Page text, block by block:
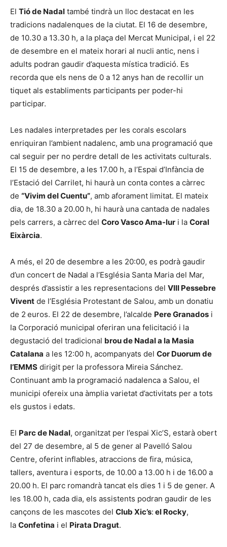
El Tió de Nadal també tindrà un lloc destacat en les
tradicions nadalenques de la ciutat. El 16 de desembre,
de 10.30 a 13.30 h, a la plaça del Mercat Municipal, i el 22
de desembre en el mateix horari al nucli antic, nens i
adults podran gaudir d’aquesta mística tradició. Es
recorda que els nens de 0 a 12 anys han de recollir un
tiquet als establiments participants per poder-hi
participar.
Les nadales interpretades per les corals escolars
enriquiran l’ambient nadalenc, amb una programació que
cal seguir per no perdre detall de les activitats culturals.
El 15 de desembre, a les 17.00 h, a l’Espai d’Infància de
l’Estació del Carrilet, hi haurà un conta contes a càrrec
de “Vivim del Cuentu”, amb aforament limitat. El mateix
dia, de 18.30 a 20.00 h, hi haurà una cantada de nadales
pels carrers, a càrrec del Coro Vasco Ama-lur i la Coral
Eixàrcia.
A més, el 20 de desembre a les 20:00, es podrà gaudir
d’un concert de Nadal a l’Església Santa Maria del Mar,
després d’assistir a les representacions del VIII Pessebre
Vivent de l’Església Protestant de Salou, amb un donatiu
de 2 euros. El 22 de desembre, l’alcalde Pere Granados i
la Corporació municipal oferiran una felicitació i la
degustació del tradicional brou de Nadal a la Masia
Catalana a les 12:00 h, acompanyats del Cor Duorum de
l’EMMS dirigit per la professora Mireia Sánchez.
Continuant amb la programació nadalenca a Salou, el
municipi ofereix una àmplia varietat d’activitats per a tots
els gustos i edats.
El Parc de Nadal, organitzat per l’espai Xic’S, estarà obert
del 27 de desembre, al 5 de gener al Pavelló Salou
Centre, oferint inflables, atraccions de fira, música,
tallers, aventura i esports, de 10.00 a 13.00 h i de 16.00 a
20.00 h. El parc romandrà tancat els dies 1 i 5 de gener. A
les 18.00 h, cada dia, els assistents podran gaudir de les
cançons de les mascotes del Club Xic’s: el Rocky,
la Confetina i el Pirata Dragut.